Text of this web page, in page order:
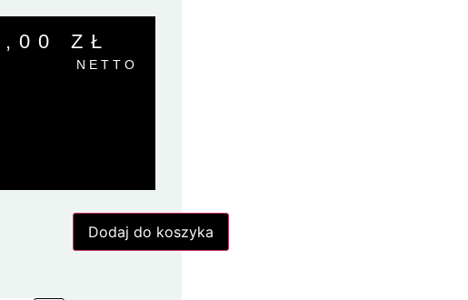
ZŁ
NETTO
Dodaj do koszyka